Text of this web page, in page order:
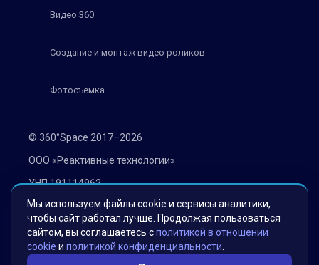
© 360°Space 2017–2026
ООО «Реактивные технологии»
УНП 191114962
г. Минск, ул. Мележа 1, офис 402
Политика конфиденциальности
Согласие на обработку персональных данных
Видео 360
Создание и монтаж видео роликов
Фотосъемка
Мы используем файлы cookie и сервисы аналитики,
чтобы сайт работал лучше. Продолжая пользоваться
сайтом, вы соглашаетесь сполитикой в отношении
cookie и политикой конфиденциальности